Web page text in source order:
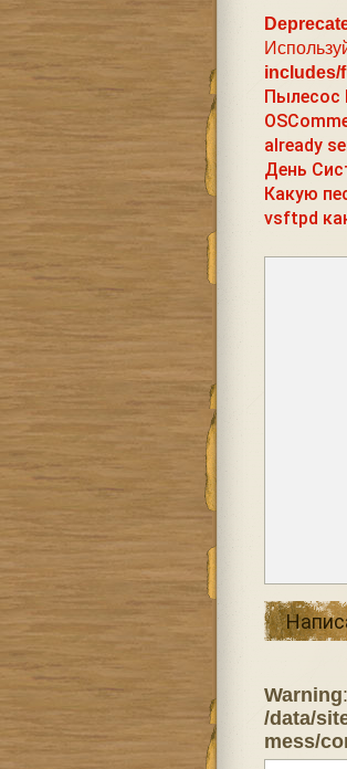
includes/
Пылесос
already
День
Какую
vsftpd
Warning
/data/
mess/